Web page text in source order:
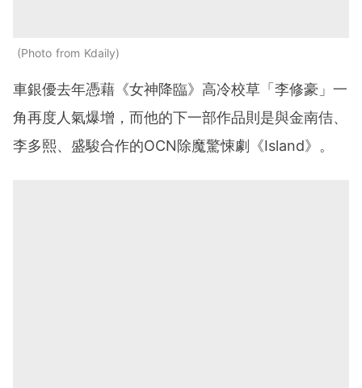
Photo from Kdaily
車銀優去年憑藉《女神降臨》高冷校草「李修豪」一
角再度人氣爆增，而他的下一部作品則是與金南佶、
李多熙、盛駿合作的OCN除魔驚悚劇《Island》。